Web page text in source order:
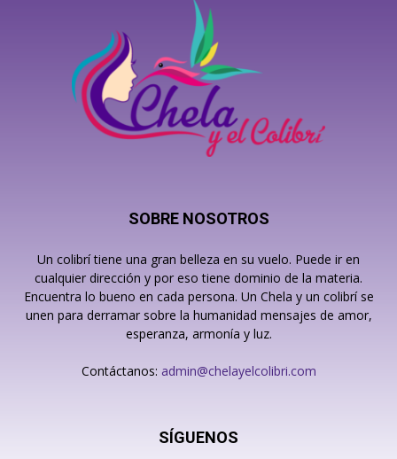
SOBRE NOSOTROS
Un colibrí tiene una gran belleza en su vuelo. Puede ir en
cualquier dirección y por eso tiene dominio de la materia.
Encuentra lo bueno en cada persona. Un Chela y un colibrí se
unen para derramar sobre la humanidad mensajes de amor,
esperanza, armonía y luz.
Contáctanos: admin@chelayelcolibri.com
SÍGUENOS